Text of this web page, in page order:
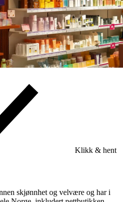
Klikk & hent
skjønnhet og velvære og har i